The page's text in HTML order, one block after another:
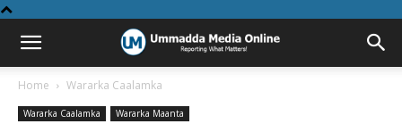
Home Wararka Caalamka
Wararka Caalamka Wararka Maanta